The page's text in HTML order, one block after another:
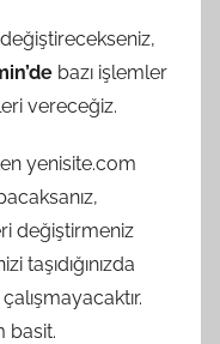
bazı işlemler
vereceğiz.
yenisite.com
değiştirmeniz
taşıdığınızda
çalışmayacaktır.
basit.